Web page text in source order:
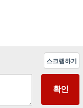
스크랩하기